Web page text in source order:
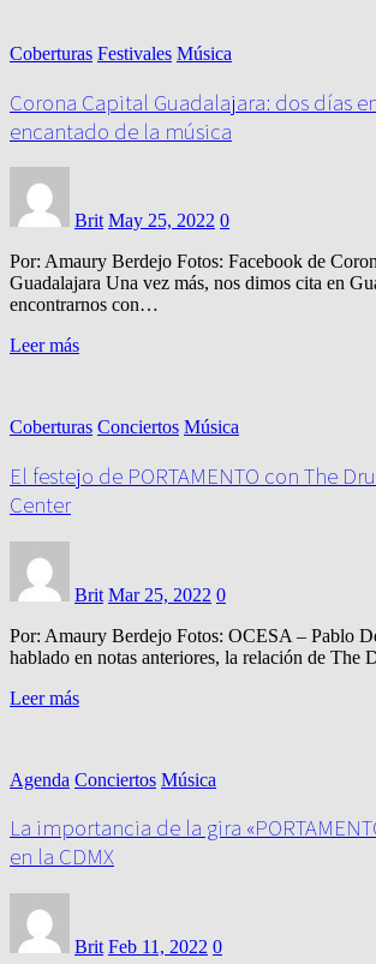
Coberturas Festivales Música
Corona Capital Guadalajara: dos días
encantado de la música
Brit May 25, 2022 0
Por: Amaury Berdejo Fotos: Facebook de
Guadalajara Una vez más, nos dimos cita en
encontrarnos con…
Leer más
Coberturas Conciertos Música
El festejo de PORTAMENTO con The
Center
Brit Mar 25, 2022 0
Por: Amaury Berdejo Fotos: OCESA – Pablo
hablado en notas anteriores, la relación de The
Leer más
Agenda Conciertos Música
La importancia de la gira
en la CDMX
Brit Feb 11, 2022 0